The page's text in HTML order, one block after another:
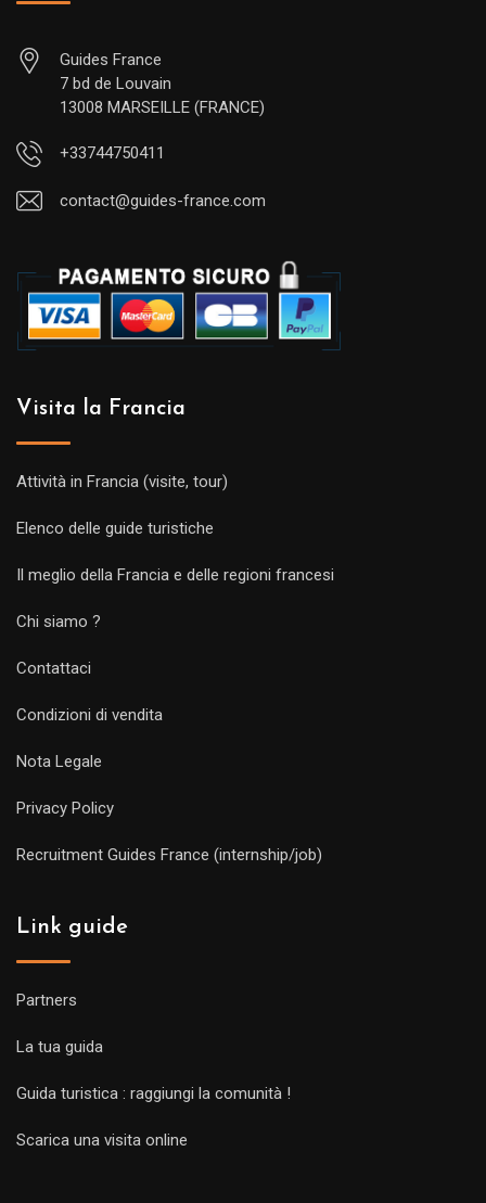
Guides France
7 bd de Louvain
13008 MARSEILLE (FRANCE)
+33744750411
contact@guides-france.com
Visita la Francia
Attività in Francia (visite, tour)
Elenco delle guide turistiche
Il meglio della Francia e delle regioni francesi
Chi siamo ?
Contattaci
Condizioni di vendita
Nota Legale
Privacy Policy
Recruitment Guides France (internship/job)
Link guide
Partners
La tua guida
Guida turistica : raggiungi la comunità !
Scarica una visita online